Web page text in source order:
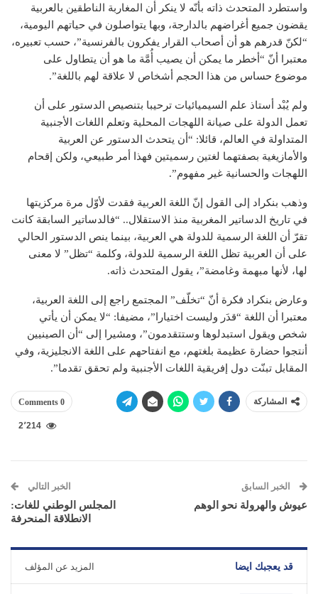
واستطرد المتحدث ذاته بأنّه لا ينكر أن المغاربة الناطقين بالعربية
يقضون جميع أغراضهم بالدارجة، وبها يتواصلون في حياتهم اليومية،
“لكنّ قدرهم هو أن أصحاب القرار يفكرون بالفرنسية”، حسب تعبيره،
معتبرا أنّ “أخطر ما يمكن أن يصيب أُمَّة ما هو أن يتطاول على
موضوع حساس من هذا الحجم أشخاص لا علاقة لهم باللغة”.
ولم يُبْد أستاذ علم السيميائيات ترحيبا بتنصيص الدستور على أن
تعمل الدولة على صيانة اللهجات المحلية وتعلم اللغات الأجنبية
المتداولة في العالم، قائلا: “أن يتحدث الدستور عن العربية
والأمازيغية بصفتهما لغتين رسميتين فهذا أمر طبيعي، ولكن إقحام
اللهجات والحسانية غير مفهوم”.
وذهب بنكراد إلى القول إنّ اللغة العربية فقدت لأوّل مرة مركزيتها
في تاريخ الدساتير المغربية منذ الاستقلال.. “فالدساتير السابقة كانت
تقرّ أن اللغة الرسمية للدولة هي العربية، بينما ينص الدستور الحالي
على أن العربية تظل اللغة الرسمية للدولة، وكلمة “تظل” لا معنى
لها، لأنها مبهمة وغامضة”، يقول المتحدث ذاته.
وعارض بنكراد فكرة أنّ “تخلّف” المجتمع راجع إلى اللغة العربية،
معتبرا أن اللغة “قدَر وليست اختيارا”، مضيفا: “لا يمكن أن يأتي
شخص ويقول استبدلوها وستتقدمون”، ومشيرا إلى “أن الصينيين
أنتجوا حضارة عظيمة بلغتهم، مع انفتاحهم على اللغة الانجليزية، وفي
المقابل تبنّت دول إفريقية اللغات الأجنبية ولم تحقق تقدما”.
المشاركة 0 Comments
2٬214
الخبر السابق
عيوش والهرولة نحو الوهم
الخبر التالي
المجلس الوطني للغات:
الانطلاقة المنحرفة
قد يعجبك ايضا المزيد عن المؤلف